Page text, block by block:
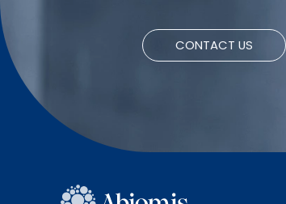
CONTACT US